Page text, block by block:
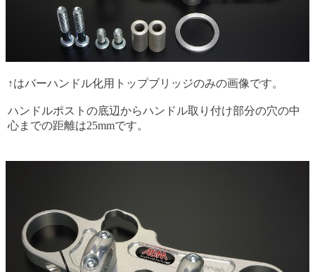
↑はバーハンドル化用トップブリッジのみの画像です。
ハンドルポストの底辺からハンドル取り付け部分の穴の中
心までの距離は25mmです。